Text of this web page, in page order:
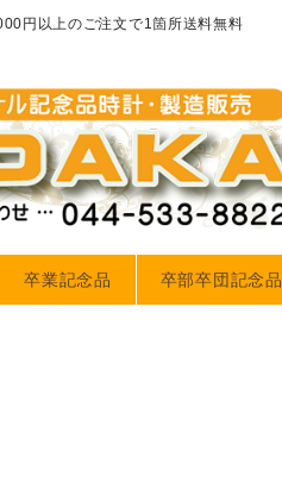
円以上のご注文で1箇所送料無料
卒業記念品 卒部卒団記念品